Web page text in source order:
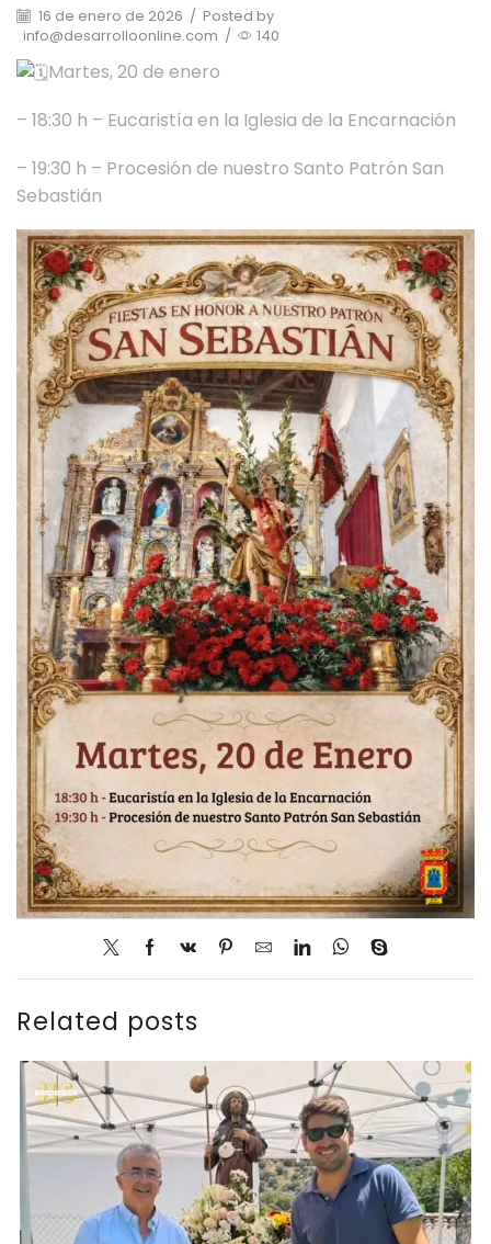
16 de enero de 2026 / Posted by
info@desarrolloonline.com / 140
Martes, 20 de enero
– 18:30 h – Eucaristía en la Iglesia de la Encarnación
– ⁠19:30 h – Procesión de nuestro Santo Patrón San
Sebastián
Related posts